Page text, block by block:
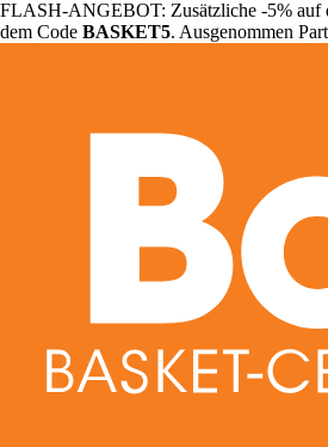
FLASH-ANGEBOT: Zusätzliche -5% auf
dem Code BASKET5. Ausgenommen